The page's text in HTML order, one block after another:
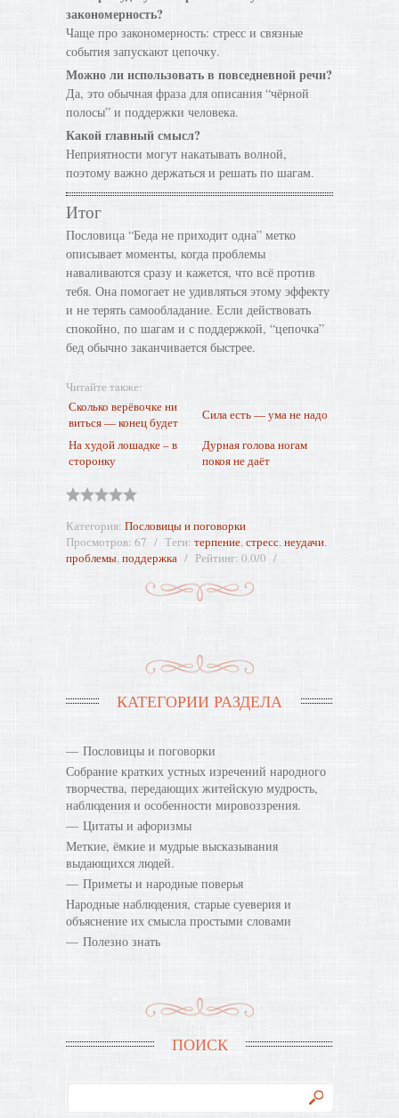
закономерность?
Чаще про закономерность: стресс и связные
события запускают цепочку.
Можно ли использовать в повседневной речи?
Да, это обычная фраза для описания “чёрной
полосы” и поддержки человека.
Какой главный смысл?
Неприятности могут накатывать волной,
поэтому важно держаться и решать по шагам.
Итог
Пословица “Беда не приходит одна” метко
описывает моменты, когда проблемы
наваливаются сразу и кажется, что всё против
тебя. Она помогает не удивляться этому эффекту
и не терять самообладание. Если действовать
спокойно, по шагам и с поддержкой, “цепочка”
бед обычно заканчивается быстрее.
Читайте также:
Сколько верёвочке ни
виться — конец будет
Сила есть — ума не надо
На худой лошадке – в
сторонку
Дурная голова ногам
покоя не даёт
Категория: Пословицы и поговорки
Просмотров: 67 Теги: терпение,стресс,неудачи,
проблемы,поддержка Рейтинг: 0.0/0
КАТЕГОРИИ РАЗДЕЛА
Пословицы и поговорки
Собрание кратких устных изречений народного
творчества, передающих житейскую мудрость,
наблюдения и особенности мировоззрения.
Цитаты и афоризмы
Меткие, ёмкие и мудрые высказывания
выдающихся людей.
Приметы и народные поверья
Народные наблюдения, старые суеверия и
объяснение их смысла простыми словами
Полезно знать
ПОИСК